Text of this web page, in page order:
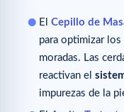
El Cepillo de
para optimizar los
moradas. Las
reactivan el
impurezas de la